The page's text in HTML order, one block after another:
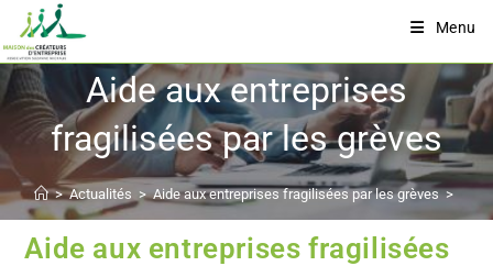
Menu
Aide aux entreprises
fragilisées par les grèves
> Actualités > Aide aux entreprises fragilisées par les grèves >
Aide aux entreprises fragilisées